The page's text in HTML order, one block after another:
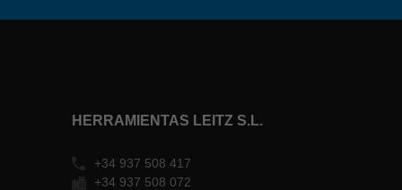
HERRAMIENTAS LEITZ S.L.
+34 937 508 417
+34 937 508 072